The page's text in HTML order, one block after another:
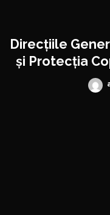
Direcțiile
și Protecția
multe